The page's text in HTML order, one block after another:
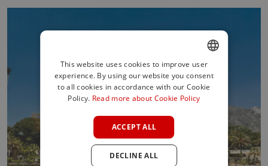
ENGLISH
SPANISH
This website uses cookies to improve user
experience. By using our website you consent
to all cookies in accordance with our Cookie
Policy. Read more about Cookie Policy
ACCEPT ALL
DECLINE ALL